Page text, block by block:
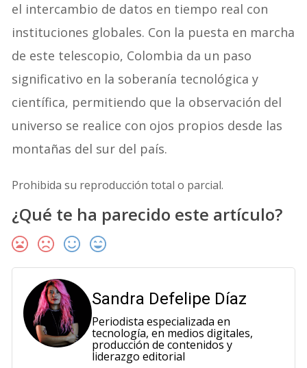
el intercambio de datos en tiempo real con
instituciones globales. Con la puesta en marcha
de este telescopio, Colombia da un paso
significativo en la soberanía tecnológica y
científica, permitiendo que la observación del
universo se realice con ojos propios desde las
montañas del sur del país.
Prohibida su reproducción total o parcial.
¿Qué te ha parecido este artículo?
Sandra Defelipe Díaz
Periodista especializada en
tecnología, en medios digitales,
producción de contenidos y
liderazgo editorial